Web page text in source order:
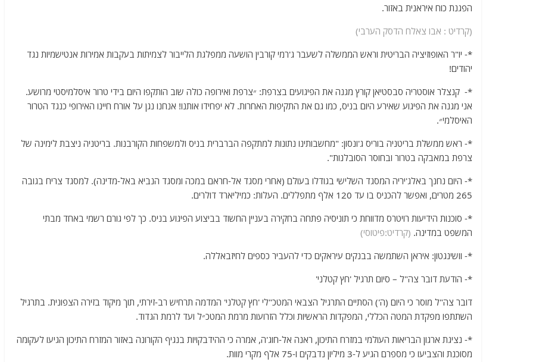
הפגנת כוח איראנית באזור.
(קרדיט : אבו צאלח הדסק הערבי)
*- יו"ר האופוזיציה הבריטית וראש הממשלה לשעבר ג'רמי קורבין הושעה ממפלגת הלייבור לצמיתות בעקבות אמירות אנטישמיות נגד
יהודים!
*- קנצלר אוסטריה סבסטיאן קורץ מגנה את הפיגועים בצרפת: ״צרפת ואירופה כולה שוב הותקפו היום בידי טרור איסלמיסטי מרושע.
אני מגנה את הפיגוע שאירע היום בניס, כמו גם את התקיפות האחרות. לא יפחידו אותנו! אנחנו נגן על אורח חיינו האירופי כנגד הטרור
האיסלמי״.
*- ראש ממשלת בריטניה בוריס ג'ונסון: "מחשבותינו נתונות למתקפה הברברית בניס ולמשפחות הקורבנות. בריטניה ניצבת לימינה של
צרפת במאבקה בטרור ובחוסר הסובלנות".
*- היום נחנך באלג'יריה המסגד השלישי בגודלו בעולם (אחרי מסגד אל-חראם במכה ומסגד הנביא באל-מדינה). למסגד צריח בגובה
265 מטרים, ואפשר להכניס בו עד 120 אלף מתפללים. העלות: כמיליארד דולרים.
*- סוכנות הידיעות רויטרס מדווחת כי תוניסיה פתחה בחקירה בעניין החשוד בביצוע הפיגוע בניס. כך לפי גורם רשמי באחד מבתי
המשפט במדינה. (קרדיט:פיטוסי)
*- וושינגטון: איראן השתמשה בבנקים עיראקים כדי להעביר כספים לחיזבאללה.
*- הודעת דובר צה"ל – סיום תרגיל 'חץ קטלני'
דובר צה"ל מוסר כי היום (ה') הסתיים התרגיל הצבאי המטכ"לי 'חץ קטלני' המדמה תרחיש רב-זירתי, תוך מיקוד בזירה הצפונית. בתרגיל
השתתפו מפקדת המטה הכללי, המפקדות הראשיות וכלל הזרועות מרמת המטכ״ל ועד לרמת הגדוד.
*- נציגת ארגון הבריאות העולמי במזרח התיכון, ראנה אל-חוג'ה, אמרה כי ההידבקויות בנגיף הקורונה באזור המזרח התיכון הגיעו לעקומה
מסוכנת והצביעו כי מספרם הגיע ל-3 מיליון נדבקים ו-75 אלף מקרי מוות.